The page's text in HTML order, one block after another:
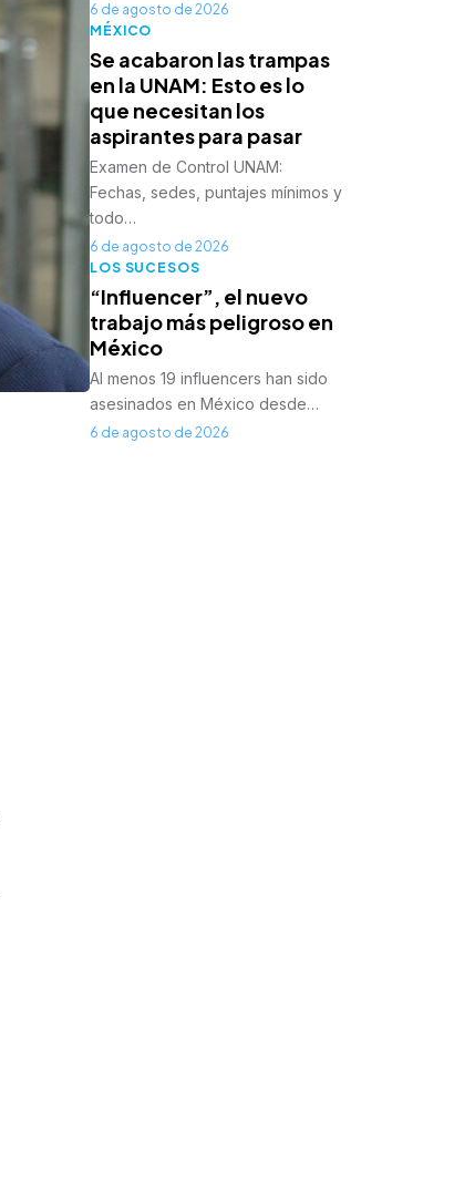
6 de agosto de 2026
MÉXICO
Se acabaron las trampas
en la UNAM: Esto es lo
que necesitan los
aspirantes para pasar
Examen de Control UNAM:
Fechas, sedes, puntajes mínimos y
todo…
6 de agosto de 2026
LOS SUCESOS
“Influencer”, el nuevo
trabajo más peligroso en
México
Al menos 19 influencers han sido
asesinados en México desde…
6 de agosto de 2026